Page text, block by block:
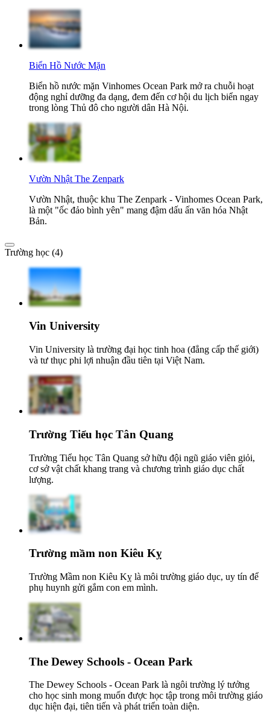
Biển Hồ Nước Mặn
Biển hồ nước mặn Vinhomes Ocean Park mở ra chuỗi hoạt
động nghỉ dưỡng đa dạng, đem đến cơ hội du lịch biển ngay
trong lòng Thủ đô cho người dân Hà Nội.
Vườn Nhật The Zenpark
Vườn Nhật, thuộc khu The Zenpark - Vinhomes Ocean Park,
là một "ốc đảo bình yên" mang đậm dấu ấn văn hóa Nhật
Bản.
Trường học (4)
Vin University
Vin University là trường đại học tinh hoa (đẳng cấp thế giới)
và tư thục phi lợi nhuận đầu tiên tại Việt Nam.
Trường Tiểu học Tân Quang
Trường Tiểu học Tân Quang sở hữu đội ngũ giáo viên giỏi,
cơ sở vật chất khang trang và chương trình giáo dục chất
lượng.
Trường mầm non Kiêu Kỵ
Trường Mầm non Kiêu Kỵ là môi trường giáo dục, uy tín để
phụ huynh gửi gắm con em mình.
The Dewey Schools - Ocean Park
The Dewey Schools - Ocean Park là ngôi trường lý tưởng
cho học sinh mong muốn được học tập trong môi trường giáo
dục hiện đại, tiên tiến và phát triển toàn diện.